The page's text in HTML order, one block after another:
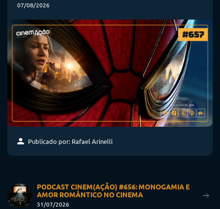
07/08/2026
Publicado por: Rafael Arinelli
PODCAST CINEM(AÇÃO) #656: MONOGAMIA E
AMOR ROMÂNTICO NO CINEMA
31/07/2026